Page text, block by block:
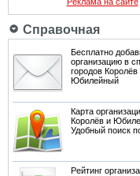
Справочная
Бесплатно
организацию в
городов Королёв
Юбилейный
Карта
Королёв и
Удобный поиск
Рейтинг